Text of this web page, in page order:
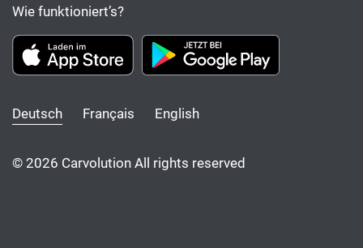
Wie funktioniert’s?
Deutsch Français English
© 2026 Carvolution All rights reserved